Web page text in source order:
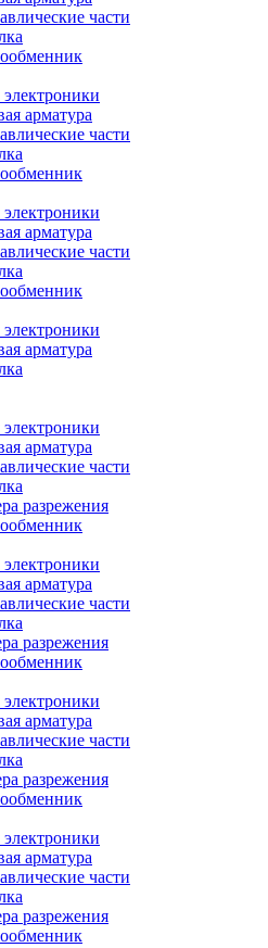
части
арматура
части
арматура
части
арматура
арматура
части
разрежения
арматура
части
разрежения
арматура
части
разрежения
арматура
части
разрежения